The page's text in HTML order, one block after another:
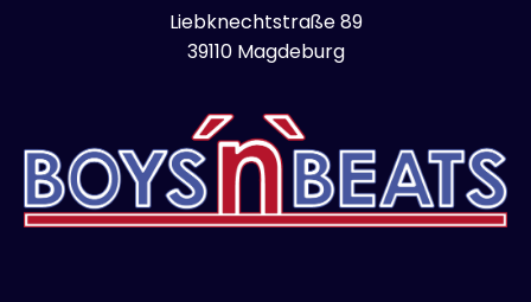
Liebknechtstraße 89
39110 Magdeburg